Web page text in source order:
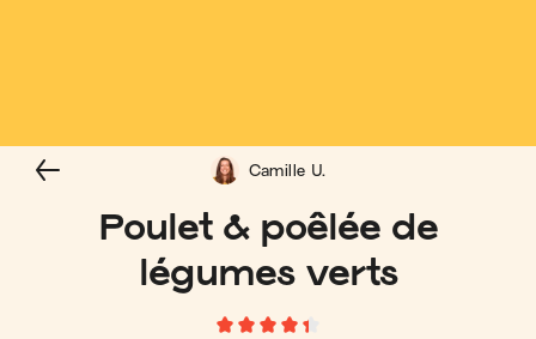
Poulet & poêlée de
légumes verts
Camille U.